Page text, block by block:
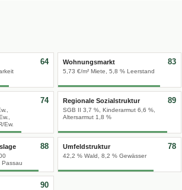
64 Wohnungsmarkt
5,73 €/m² Miete, 5,8 % Leerstand
83
Ew.
74 Regionale Sozialstruktur
SGB II 3,7 %, Kinderarmut 6,6 %,
Altersarmut 1,8 %
89
Passau
88 Umfeldstruktur
42,2 % Wald, 8,2 % Gewässer
78
90